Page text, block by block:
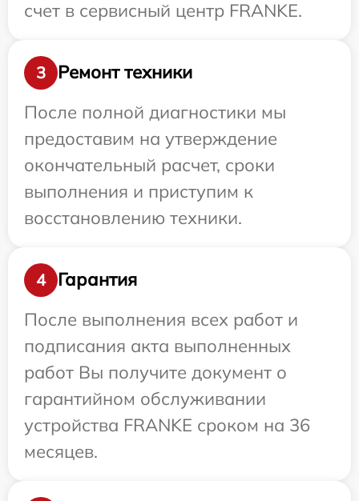
счет в сервисный центр FRANKE.
3
Ремонт техники
После полной диагностики мы
предоставим на утверждение
окончательный расчет, сроки
выполнения и приступим к
восстановлению техники.
4
Гарантия
После выполнения всех работ и
подписания акта выполненных
работ Вы получите документ о
гарантийном обслуживании
устройства FRANKE сроком на 36
месяцев.